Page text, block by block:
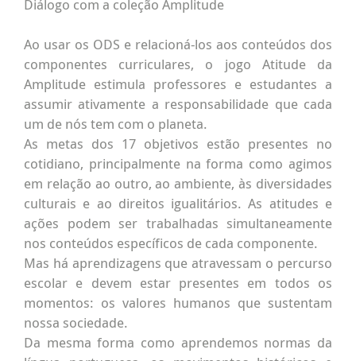
Diálogo com a coleção Amplitude
Ao usar os ODS e relacioná-los aos conteúdos dos
componentes curriculares, o jogo Atitude da
Amplitude estimula professores e estudantes a
assumir ativamente a responsabilidade que cada
um de nós tem com o planeta.
As metas dos 17 objetivos estão presentes no
cotidiano, principalmente na forma como agimos
em relação ao outro, ao ambiente, às diversidades
culturais e ao direitos igualitários. As atitudes e
ações podem ser trabalhadas simultaneamente
nos conteúdos específicos de cada componente.
Mas há aprendizagens que atravessam o percurso
escolar e devem estar presentes em todos os
momentos: os valores humanos que sustentam
nossa sociedade.
Da mesma forma como aprendemos normas da